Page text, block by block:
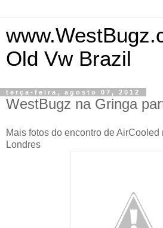
Old Vw Brazil
terça-feira, agosto 07, 2012
WestBugz na Gringa
Mais fotos do encontro de AirCooled
Londres